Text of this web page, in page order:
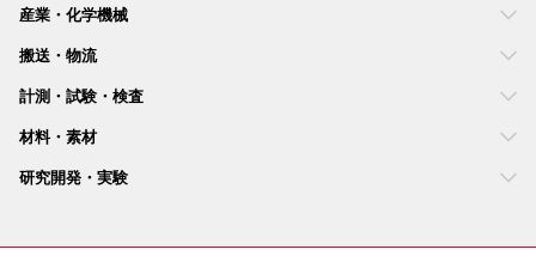
産業・化学機械
搬送・物流
計測・試験・検査
材料・素材
研究開発・実験